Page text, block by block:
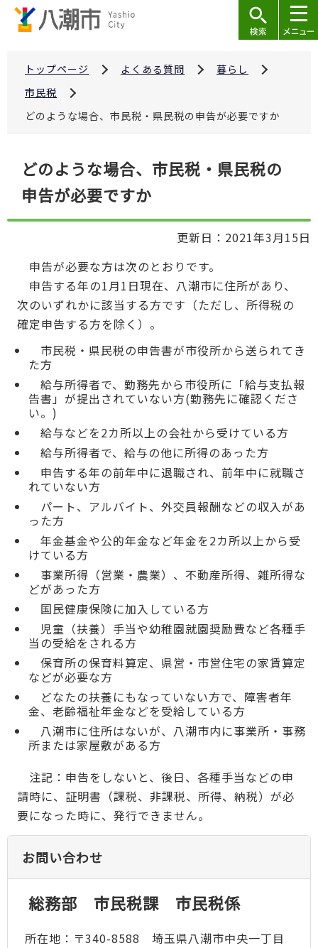
トップページ よくある質問
暮らし
市民税
どのような場合、市民税・県民税の申告が必要ですか
どのような場合、市民税・県民税の
申告が必要ですか
更新日：2021年3月15日
申告が必要な方は次のとおりです。
申告する年の1月1日現在、八潮市に住所があり、
次のいずれかに該当する方です（ただし、所得税の
確定申告する方を除く）。
市民税・県民税の申告書が市役所から送られてき
た方
給与所得者で、勤務先から市役所に「給与支払報
告書」が提出されていない方(勤務先に確認くださ
い。)
給与などを2カ所以上の会社から受けている方
給与所得者で、給与の他に所得のあった方
申告する年の前年中に退職され、前年中に就職さ
れていない方
パート、アルバイト、外交員報酬などの収入があ
った方
年金基金や公的年金など年金を2カ所以上から受
けている方
事業所得（営業・農業）、不動産所得、雑所得な
どがあった方
国民健康保険に加入している方
児童（扶養）手当や幼稚園就園奨励費など各種手
当の受給をされる方
保育所の保育料算定、県営・市営住宅の家賃算定
などが必要な方
どなたの扶養にもなっていない方で、障害者年
金、老齢福祉年金などを受給している方
八潮市に住所はないが、八潮市内に事業所・事務
所または家屋敷がある方
注記：申告をしないと、後日、各種手当などの申
請時に、証明書（課税、非課税、所得、納税）が必
要になった時に、発行できません。
お問い合わせ
総務部 市民税課 市民税係
所在地：〒340-8588 埼玉県八潮市中央一丁目